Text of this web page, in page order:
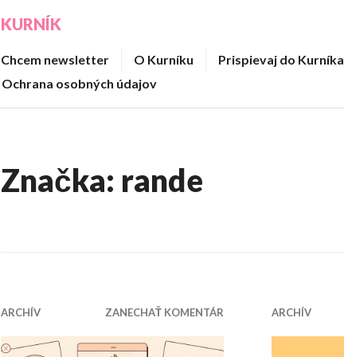
KURNÍK
Chcem newsletter O Kurníku Prispievaj do Kurníka
Ochrana osobných údajov
Značka: rande
ARCHÍV ZANECHAŤ KOMENTÁR ARCHÍV